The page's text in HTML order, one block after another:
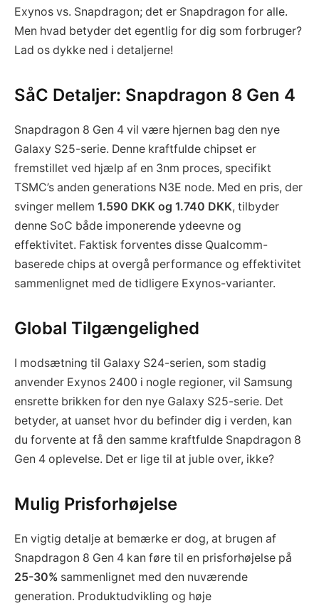
Exynos vs. Snapdragon; det er Snapdragon for alle.
Men hvad betyder det egentlig for dig som forbruger?
Lad os dykke ned i detaljerne!
SåC Detaljer: Snapdragon 8 Gen 4
Snapdragon 8 Gen 4 vil være hjernen bag den nye
Galaxy S25-serie. Denne kraftfulde chipset er
fremstillet ved hjælp af en 3nm proces, specifikt
TSMC’s anden generations N3E node. Med en pris, der
svinger mellem 1.590 DKK og 1.740 DKK, tilbyder
denne SoC både imponerende ydeevne og
effektivitet. Faktisk forventes disse Qualcomm-
baserede chips at overgå performance og effektivitet
sammenlignet med de tidligere Exynos-varianter.
Global Tilgængelighed
I modsætning til Galaxy S24-serien, som stadig
anvender Exynos 2400 i nogle regioner, vil Samsung
ensrette brikken for den nye Galaxy S25-serie. Det
betyder, at uanset hvor du befinder dig i verden, kan
du forvente at få den samme kraftfulde Snapdragon 8
Gen 4 oplevelse. Det er lige til at juble over, ikke?
Mulig Prisforhøjelse
En vigtig detalje at bemærke er dog, at brugen af
Snapdragon 8 Gen 4 kan føre til en prisforhøjelse på
25-30% sammenlignet med den nuværende
generation. Produktudvikling og høje